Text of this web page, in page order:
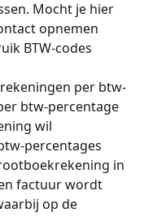
Mocht je hier
opnemen
BTW-codes
per btw-
btw-percentage
wil
percentages
in
factuur wordt
op de